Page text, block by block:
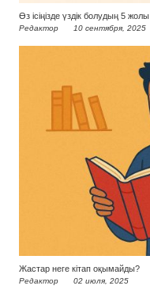
Өз ісіңізде үздік болудың 5 жолы
Редактор 10 сентября, 2025
Жастар неге кітап оқымайды?
Редактор 02 июля, 2025